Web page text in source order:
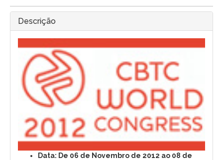
Descrição
Data: De 06 de Novembro de 2012 ao 08 de